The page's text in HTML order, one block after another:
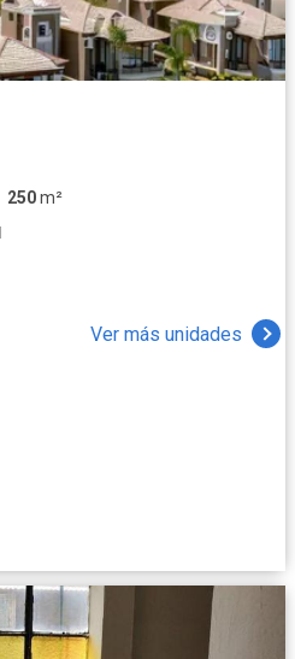
250m²
Ver más unidades